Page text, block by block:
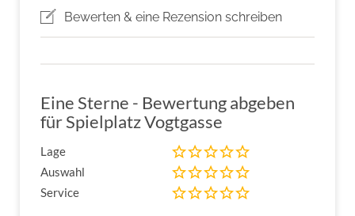
Bewerten & eine Rezension schreiben
Eine Sterne - Bewertung abgeben
für Spielplatz Vogtgasse
Lage
Auswahl
Service